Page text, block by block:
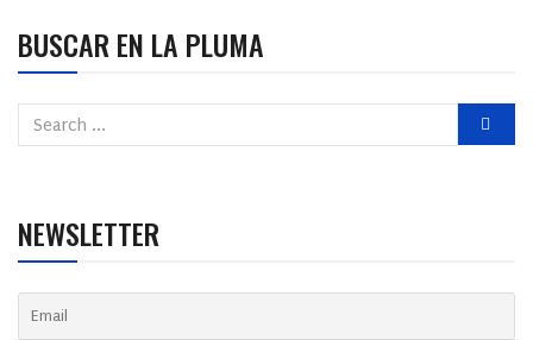
BUSCAR EN LA PLUMA
NEWSLETTER